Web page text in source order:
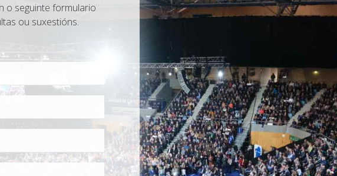
o seguinte formulario
ou suxestións.